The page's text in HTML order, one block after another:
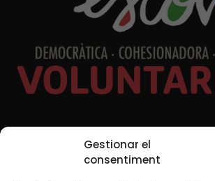
Gestionar el
consentiment
Redes sociales